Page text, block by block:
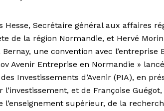
Hesse, Secrétaire général aux affaires
de la région Normandie, et Hervé
Bernay, une convention avec
Avenir Entreprise en Normandie »
Investissements d’Avenir (PIA), en
l’investissement, et de Françoise
l’enseignement supérieur, de la